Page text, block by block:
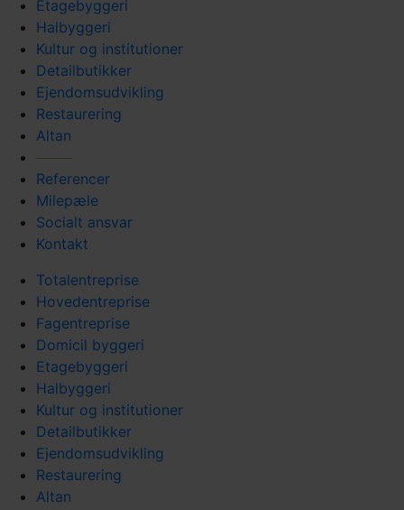
Etagebyggeri
Halbyggeri
Kultur og institutioner
Detailbutikker
Ejendomsudvikling
Restaurering
Altan
Referencer
Milepæle
Socialt ansvar
Kontakt
Totalentreprise
Hovedentreprise
Fagentreprise
Domicil byggeri
Etagebyggeri
Halbyggeri
Kultur og institutioner
Detailbutikker
Ejendomsudvikling
Restaurering
Altan